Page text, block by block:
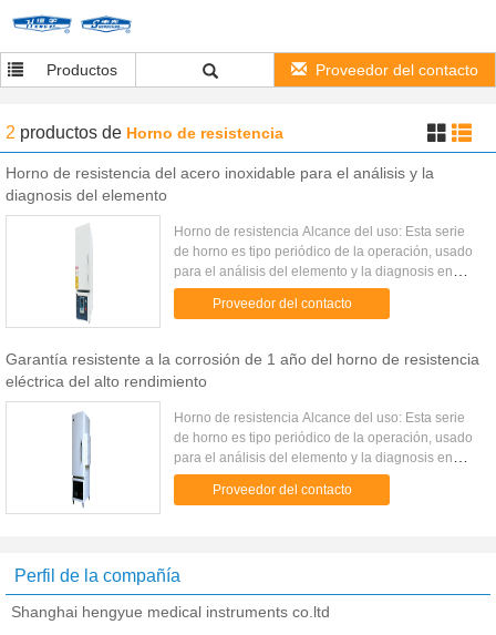
Productos Proveedor del contacto
2 productos de Horno de resistencia
Horno de resistencia del acero inoxidable para el análisis y la
diagnosis del elemento
Horno de resistencia Alcance del uso: Esta serie
de horno es tipo periódico de la operación, usado
para el análisis del elemento y la diagnosis en
laboratorios, empresa industrial y de la explotación
minera, ...Proveedor del contacto
Garantía resistente a la corrosión de 1 año del horno de resistencia
eléctrica del alto rendimiento
Horno de resistencia Alcance del uso: Esta serie
de horno es tipo periódico de la operación, usado
para el análisis del elemento y la diagnosis en
laboratorios, empresa industrial y de la explotación
minera, ...Proveedor del contacto
Perfil de la compañía
Shanghai hengyue medical instruments co.ltd